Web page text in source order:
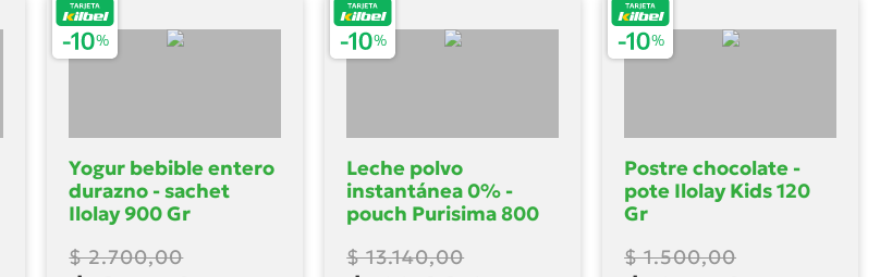
Yogur bebible entero
durazno - sachet
Ilolay 900 Gr
$ 2.700,00
Leche polvo
instantánea 0% -
pouch Purisima 800
$ 13.140,00
Postre chocolate -
pote Ilolay Kids 120
Gr
$ 1.500,00